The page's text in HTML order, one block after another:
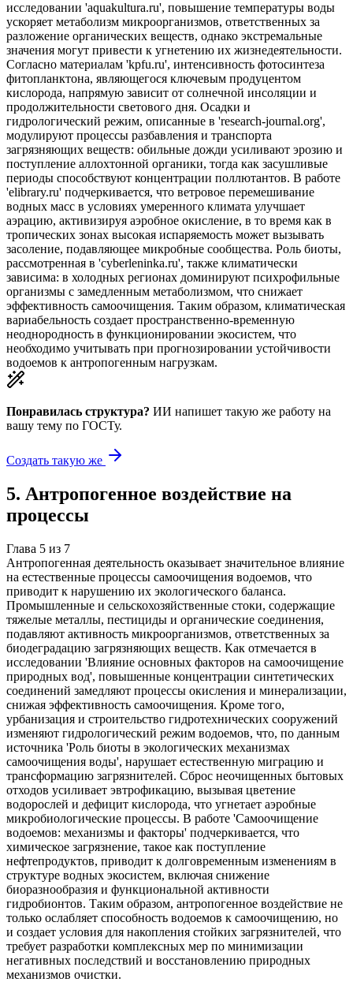
исследовании 'aquakultura.ru', повышение температуры воды
ускоряет метаболизм микроорганизмов, ответственных за
разложение органических веществ, однако экстремальные
значения могут привести к угнетению их жизнедеятельности.
Согласно материалам 'kpfu.ru', интенсивность фотосинтеза
фитопланктона, являющегося ключевым продуцентом
кислорода, напрямую зависит от солнечной инсоляции и
продолжительности светового дня. Осадки и
гидрологический режим, описанные в 'research-journal.org',
модулируют процессы разбавления и транспорта
загрязняющих веществ: обильные дожди усиливают эрозию и
поступление аллохтонной органики, тогда как засушливые
периоды способствуют концентрации поллютантов. В работе
'elibrary.ru' подчеркивается, что ветровое перемешивание
водных масс в условиях умеренного климата улучшает
аэрацию, активизируя аэробное окисление, в то время как в
тропических зонах высокая испаряемость может вызывать
засоление, подавляющее микробные сообщества. Роль биоты,
рассмотренная в 'cyberleninka.ru', также климатически
зависима: в холодных регионах доминируют психрофильные
организмы с замедленным метаболизмом, что снижает
эффективность самоочищения. Таким образом, климатическая
вариабельность создает пространственно-временную
неоднородность в функционировании экосистем, что
необходимо учитывать при прогнозировании устойчивости
водоемов к антропогенным нагрузкам.
Понравилась структура? ИИ напишет такую же работу на
вашу тему по ГОСТу.
Создать такую же
5. Антропогенное воздействие на
процессы
Глава 5 из 7
Антропогенная деятельность оказывает значительное влияние
на естественные процессы самоочищения водоемов, что
приводит к нарушению их экологического баланса.
Промышленные и сельскохозяйственные стоки, содержащие
тяжелые металлы, пестициды и органические соединения,
подавляют активность микроорганизмов, ответственных за
биодеградацию загрязняющих веществ. Как отмечается в
исследовании 'Влияние основных факторов на самоочищение
природных вод', повышенные концентрации синтетических
соединений замедляют процессы окисления и минерализации,
снижая эффективность самоочищения. Кроме того,
урбанизация и строительство гидротехнических сооружений
изменяют гидрологический режим водоемов, что, по данным
источника 'Роль биоты в экологических механизмах
самоочищения воды', нарушает естественную миграцию и
трансформацию загрязнителей. Сброс неочищенных бытовых
отходов усиливает эвтрофикацию, вызывая цветение
водорослей и дефицит кислорода, что угнетает аэробные
микробиологические процессы. В работе 'Самоочищение
водоемов: механизмы и факторы' подчеркивается, что
химическое загрязнение, такое как поступление
нефтепродуктов, приводит к долговременным изменениям в
структуре водных экосистем, включая снижение
биоразнообразия и функциональной активности
гидробионтов. Таким образом, антропогенное воздействие не
только ослабляет способность водоемов к самоочищению, но
и создает условия для накопления стойких загрязнителей, что
требует разработки комплексных мер по минимизации
негативных последствий и восстановлению природных
механизмов очистки.